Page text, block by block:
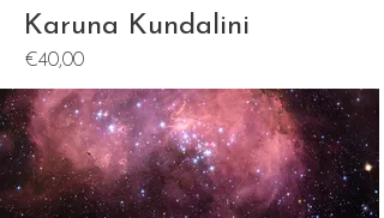
Karuna Kundalini
€40,00